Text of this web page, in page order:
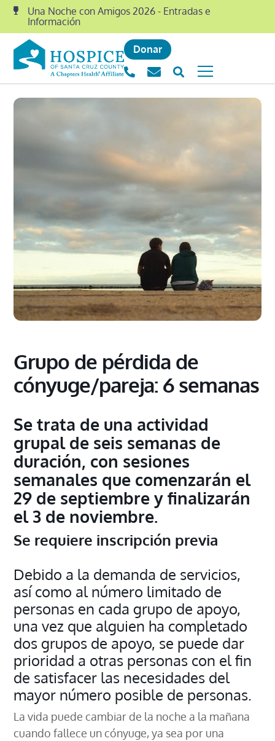
Una Noche con Amigos 2026 - Entradas e
Información
Donar
Grupo de pérdida de
cónyuge/pareja: 6 semanas
Se trata de una actividad
grupal de seis semanas de
duración, con sesiones
semanales que comenzarán el
29 de septiembre y finalizarán
el 3 de noviembre.
Se requiere inscripción previa
Debido a la demanda de servicios,
así como al número limitado de
personas en cada grupo de apoyo,
una vez que alguien ha completado
dos grupos de apoyo, se puede dar
prioridad a otras personas con el fin
de satisfacer las necesidades del
mayor número posible de personas.
La vida puede cambiar de la noche a la mañana
cuando fallece un cónyuge, ya sea por una